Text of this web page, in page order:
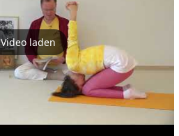
Video laden